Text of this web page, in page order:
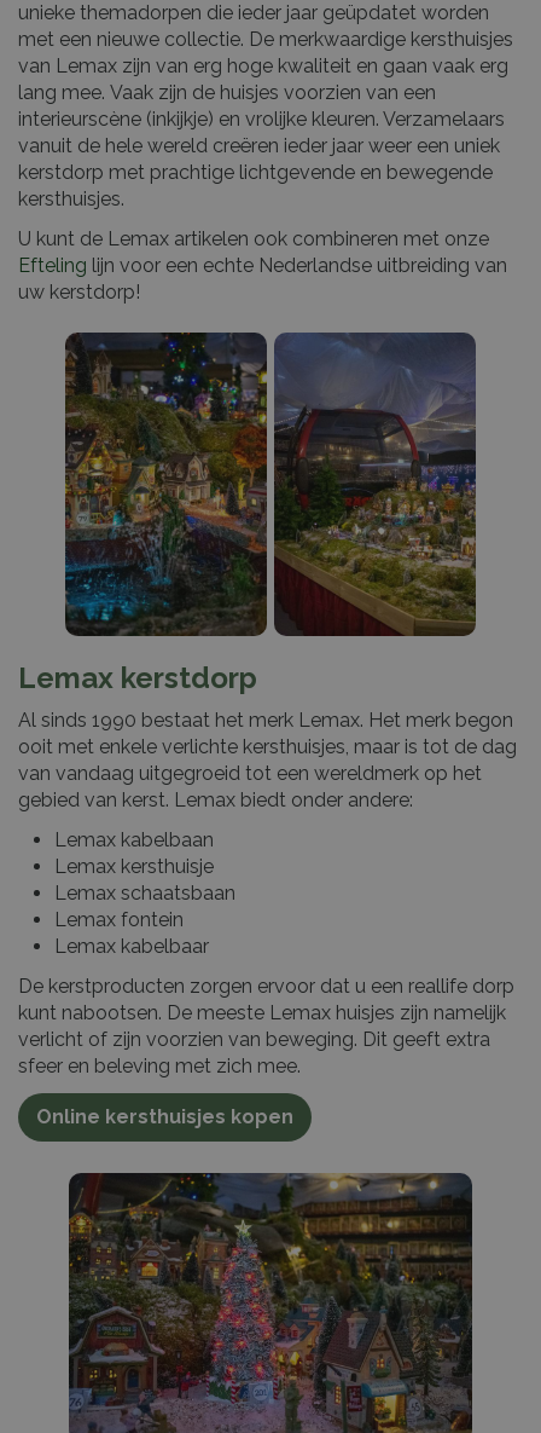
unieke themadorpen die ieder jaar geüpdatet worden
met een nieuwe collectie. De merkwaardige kersthuisjes
van Lemax zijn van erg hoge kwaliteit en gaan vaak erg
lang mee. Vaak zijn de huisjes voorzien van een
interieurscène (inkijkje) en vrolijke kleuren. Verzamelaars
vanuit de hele wereld creëren ieder jaar weer een uniek
kerstdorp met prachtige lichtgevende en bewegende
kersthuisjes.
U kunt de Lemax artikelen ook combineren met onze
Efteling lijn voor een echte Nederlandse uitbreiding van
uw kerstdorp!
Lemax kerstdorp
Al sinds 1990 bestaat het merk Lemax. Het merk begon
ooit met enkele verlichte kersthuisjes, maar is tot de dag
van vandaag uitgegroeid tot een wereldmerk op het
gebied van kerst. Lemax biedt onder andere:
Lemax kabelbaan
Lemax kersthuisje
Lemax schaatsbaan
Lemax fontein
Lemax kabelbaar
De kerstproducten zorgen ervoor dat u een reallife dorp
kunt nabootsen. De meeste Lemax huisjes zijn namelijk
verlicht of zijn voorzien van beweging. Dit geeft extra
sfeer en beleving met zich mee.
Online kersthuisjes kopen